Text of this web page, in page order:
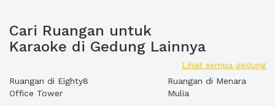
Cari Ruangan untuk
Karaoke di Gedung Lainnya
Lihat semua gedung
Ruangan di Eighty8
Office Tower
Ruangan di Menara
Mulia